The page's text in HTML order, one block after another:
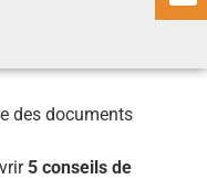
des documents
5 conseils de